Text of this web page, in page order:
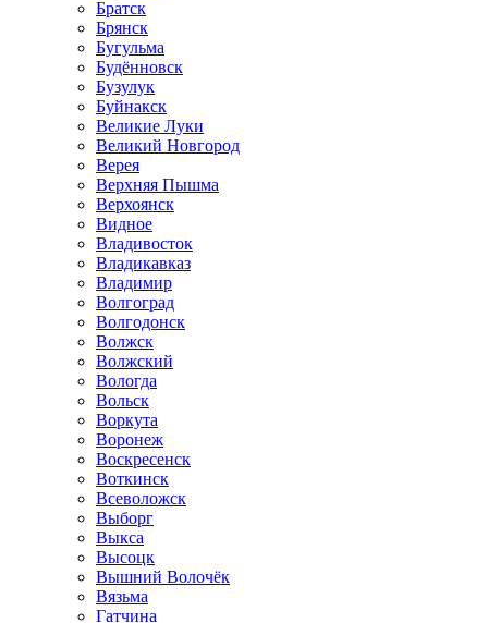
Братск
Брянск
Бугульма
Будённовск
Бузулук
Буйнакск
Великие Луки
Великий Новгород
Верея
Верхняя Пышма
Верхоянск
Видное
Владивосток
Владикавказ
Владимир
Волгоград
Волгодонск
Волжск
Волжский
Вологда
Вольск
Воркута
Воронеж
Воскресенск
Воткинск
Всеволожск
Выборг
Выкса
Высоцк
Вышний Волочёк
Вязьма
Гатчина